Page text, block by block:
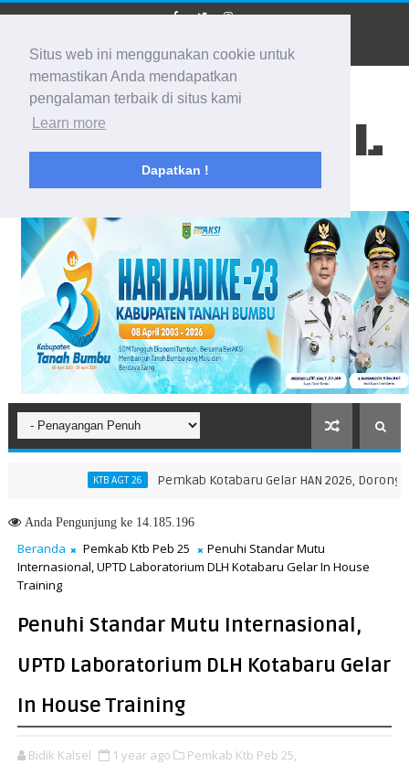
Situs web ini menggunakan cookie untuk
memastikan Anda mendapatkan
pengalaman terbaik di situs kami
Learn more
Dapatkan !
BIDIK KALSEL
Membidik Ke Segala Arah
KTB AGT 26 Pemkab Kotabaru Gelar HAN 2026, Dorong
NTT, Menteri Nusron: Gunakan Sudut Pandang Masyarakat
AndaPengunjung ke 14.185.196
Beranda Pemkab Ktb Peb 25
Penuhi Standar Mutu
Internasional, UPTD Laboratorium DLH Kotabaru Gelar In House
Training
Penuhi Standar Mutu Internasional,
UPTD Laboratorium DLH Kotabaru Gelar
In House Training
Bidik Kalsel 1 year ago Pemkab Ktb Peb 25,